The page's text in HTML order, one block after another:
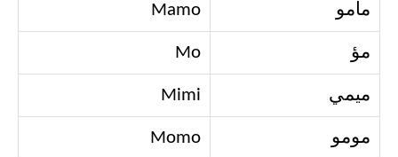
مامو Mamo
مؤ Mo
ميمي Mimi
مومو Momo